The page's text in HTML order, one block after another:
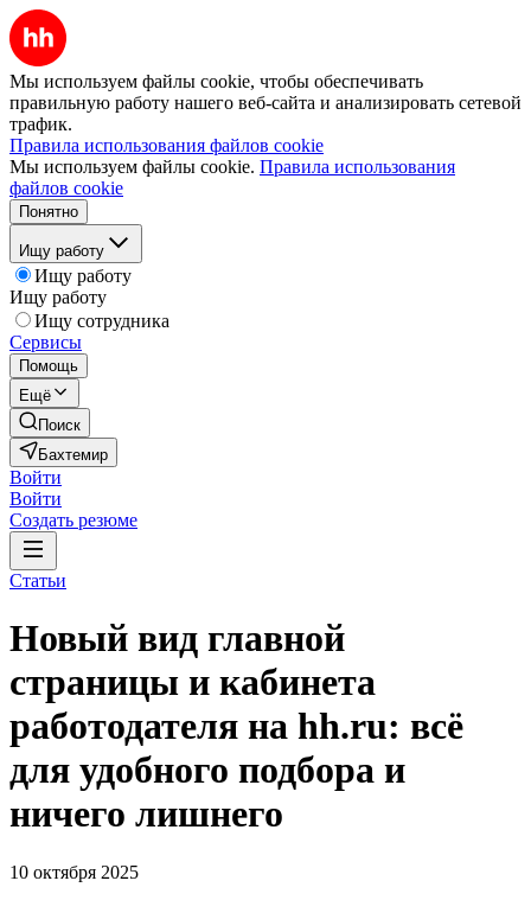
Мы используем файлы cookie, чтобы обеспечивать
правильную работу нашего веб-сайта и анализировать сетевой
трафик.
Правила использования файлов cookie
Мы используем файлы cookie. Правила использования
файлов cookie
Понятно
Ищу работу
Ищу работу
Ищу работу
Ищу сотрудника
Сервисы
Помощь
Ещё
Поиск
Бахтемир
Войти
Войти
Создать резюме
Статьи
Новый вид главной
страницы и кабинета
работодателя на hh.ru: всё
для удобного подбора и
ничего лишнего
10 октября 2025